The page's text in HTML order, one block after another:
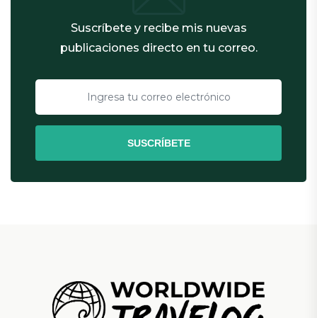
Suscríbete y recibe mis nuevas
publicaciones directo en tu correo.
SUSCRÍBETE